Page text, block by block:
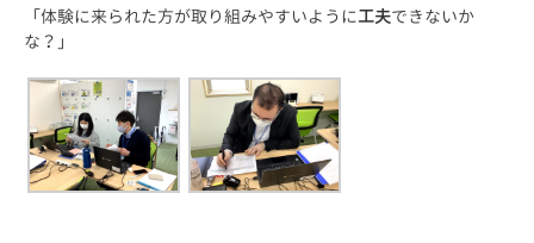
「体験に来られた方が取り組みやすいように工夫できないか
な？」